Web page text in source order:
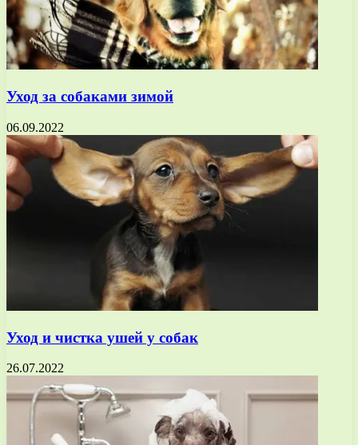
Уход за собаками зимой
06.09.2022
Уход и чистка ушей у собак
26.07.2022